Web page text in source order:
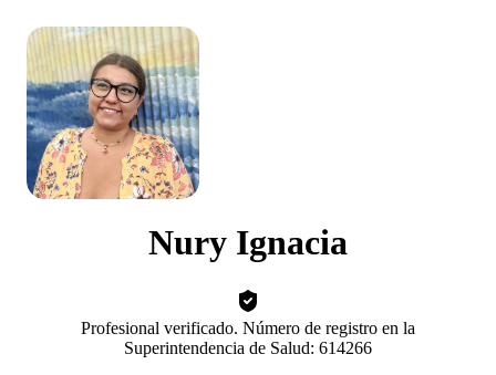
Nury Ignacia
Profesional verificado. Número de registro en la
Superintendencia de Salud: 614266